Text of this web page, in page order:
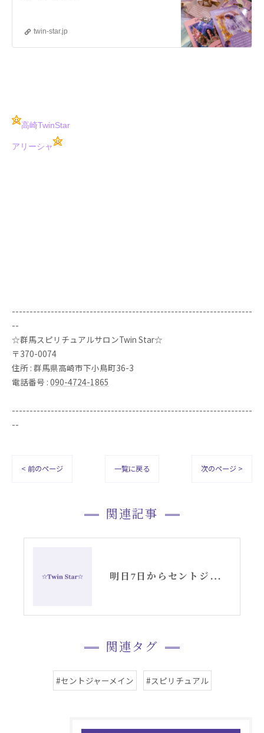
twin-star.jp
高崎TwinStar
アリーシャ
--------------------------------------------------------------------
--
☆群馬スピリチュアルサロンTwin Star☆
〒370-0074
住所 : 群馬県高崎市下小鳥町36-3
電話番号 : 090-4724-1865
--------------------------------------------------------------------
--
< 前のページ 一覧に戻る 次のページ >
関連記事
明日7日からセントジャーメインGSVF17日間パワフル浄化遠隔セッション
関連タグ
#セントジャーメイン #スピリチュアル